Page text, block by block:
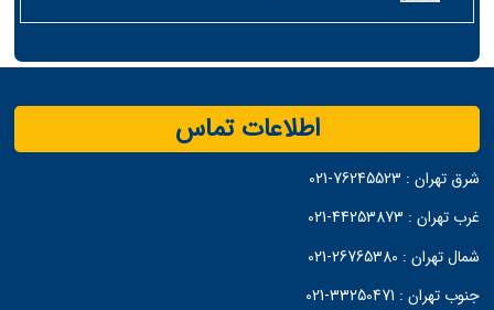
اطلاعات تماس
شرق تهران : 76245523-021
غرب تهران : 44253873-021
شمال تهران :
جنوب تهران : 33250471-021